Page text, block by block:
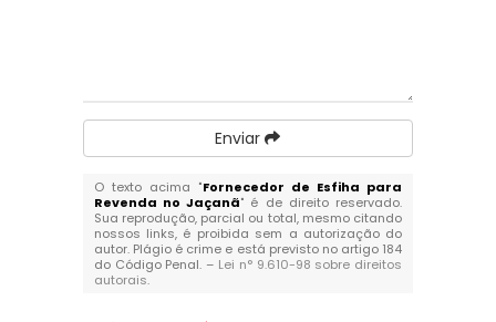
Enviar
O texto acima "Fornecedor de Esfiha para
Revenda no Jaçanã" é de direito reservado.
Sua reprodução, parcial ou total, mesmo citando
nossos links, é proibida sem a autorização do
autor. Plágio é crime e está previsto no artigo 184
do Código Penal. – Lei n° 9.610-98 sobre direitos
autorais.